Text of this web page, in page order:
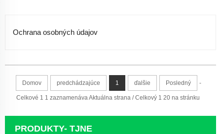
Ochrana osobných údajov
Domov predchádzajúce 1 ďalšie Posledný -
Celkové 1 1 zaznamenáva Aktuálna strana / Celkový 1 20 na stránku
PRODUKTY- TJNE